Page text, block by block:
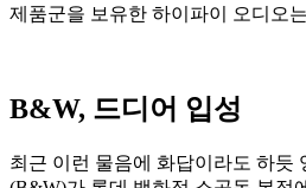
제품군을 보유한 하이파이 오디오
B&W, 드디어 입성
최근 이런 물음에 화답이라도 하듯